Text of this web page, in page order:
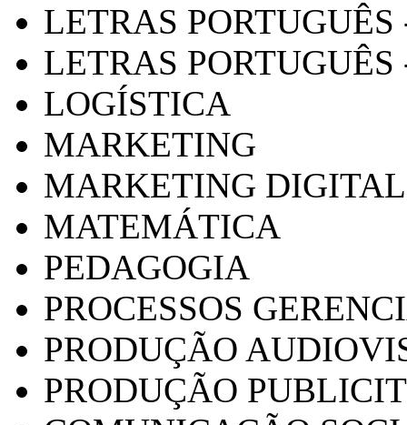
LETRAS
LETRAS PORTUGUÊS
LOGÍSTICA
MARKETING
MARKETING DIGITAL
MATEMÁTICA
PEDAGOGIA
PROCESSOS
PRODUÇÃO
PRODUÇÃO